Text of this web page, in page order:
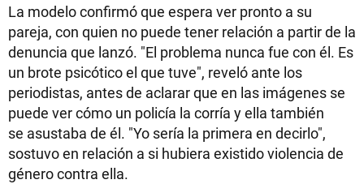
La modelo confirmó que espera ver pronto a su
pareja, con quien no puede tener relación a partir de la
denuncia que lanzó. "El problema nunca fue con él. Es
un brote psicótico el que tuve", reveló ante los
periodistas, antes de aclarar que en las imágenes se
puede ver cómo un policía la corría y ella también
se asustaba de él. "Yo sería la primera en decirlo",
sostuvo en relación a si hubiera existido violencia de
género contra ella.